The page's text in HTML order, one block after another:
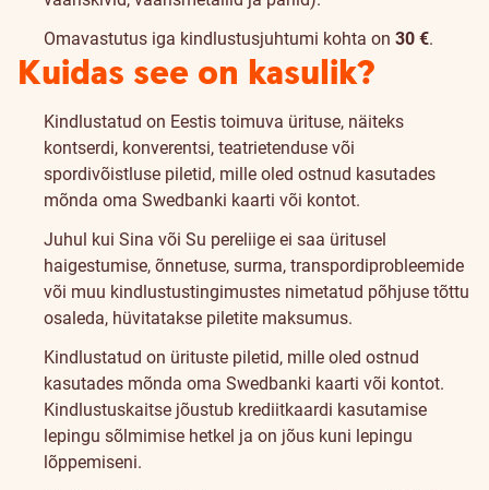
Omavastutus iga kindlustusjuhtumi kohta on 30 €.
Kuidas see on kasulik?
Kindlustatud on Eestis toimuva ürituse, näiteks
kontserdi, konverentsi, teatrietenduse või
spordivõistluse piletid, mille oled ostnud kasutades
mõnda oma Swedbanki kaarti või kontot.
Juhul kui Sina või Su pereliige ei saa üritusel
haigestumise, õnnetuse, surma, transpordiprobleemide
või muu kindlustustingimustes nimetatud põhjuse tõttu
osaleda, hüvitatakse piletite maksumus.
Kindlustatud on ürituste piletid, mille oled ostnud
kasutades mõnda oma Swedbanki kaarti või kontot.
Kindlustuskaitse jõustub krediitkaardi kasutamise
lepingu sõlmimise hetkel ja on jõus kuni lepingu
lõppemiseni.